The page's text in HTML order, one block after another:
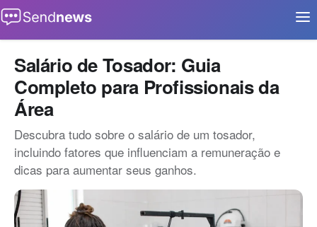
Início
Aplicativos
Eventos
Notícias
Oportunidades
Tecnologia
Salário de Tosador: Guia
Completo para Profissionais da
Área
Descubra tudo sobre o salário de um tosador,
incluindo fatores que influenciam a remuneração e
dicas para aumentar seus ganhos.